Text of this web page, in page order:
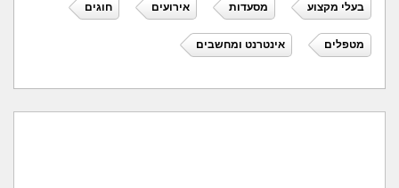
בעלי מקצוע מסעדות אירועים חוגים
מטפלים אינטרנט ומחשבים